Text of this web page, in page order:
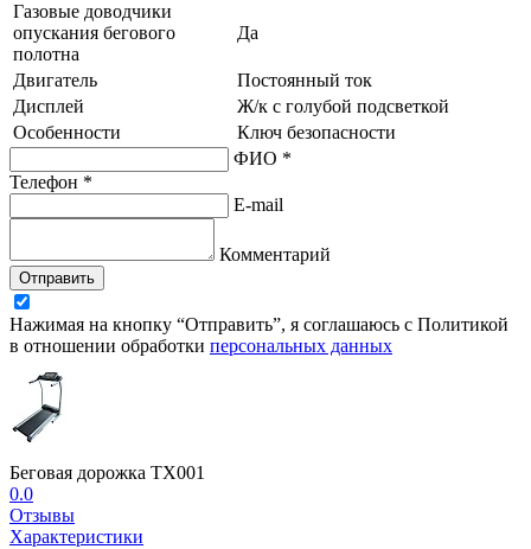
Газовые доводчики
опускания бегового
полотна
Да
Двигатель
Постоянный ток
Дисплей
Ж/к с голубой подсветкой
Особенности
Ключ безопасности
ФИО *
Телефон *
E-mail
Комментарий
Отправить
Нажимая на кнопку “Отправить”, я соглашаюсь с Политикой
в отношении обработки персональных данных
Беговая дорожка TX001
0.0
Отзывы
Характеристики